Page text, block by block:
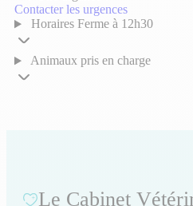
Contacter les urgences
Horaires Ferme à 12h30
Animaux pris en charge
Le Cabinet